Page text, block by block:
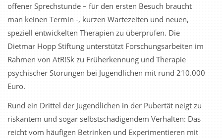
offener Sprechstunde – für den ersten Besuch braucht
man keinen Termin -, kurzen Wartezeiten und neuen,
speziell entwickelten Therapien zu überprüfen. Die
Dietmar Hopp Stiftung unterstützt Forschungsarbeiten im
Rahmen von AtR!Sk zu Früherkennung und Therapie
psychischer Störungen bei Jugendlichen mit rund 210.000
Euro.
Rund ein Drittel der Jugendlichen in der Pubertät neigt zu
riskantem und sogar selbst­schädigendem Verhalten: Das
reicht vom häufigen Betrinken und Experimentieren mit